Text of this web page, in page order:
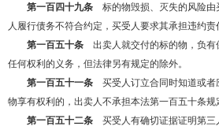
第一百四十九条 标的物毁损、灭失的风险
人履行债务不符合约定，买受人要求其承担违约责
第一百五十条 出卖人就交付的标的物，负
任何权利的义务，但法律另有规定的除外。
第一百五十一条 买受人订立合同时知道或
物享有权利的，出卖人不承担本法第一百五十条规
第一百五十二条 买受人有确切证据证明第三